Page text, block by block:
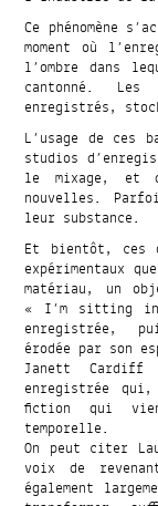
Ce phénomène
moment où
l’ombre dans
cantonné. Les
enregistrés,
L’usage de ces
studios
le mixage, et
nouvelles.
leur substance.
Et bientôt, ces
expérimentaux
matériau, un
« I’m sitting
enregistrée,
érodée par son
Janett
enregistrée
fiction qui
temporelle.
On peut citer
voix de
également